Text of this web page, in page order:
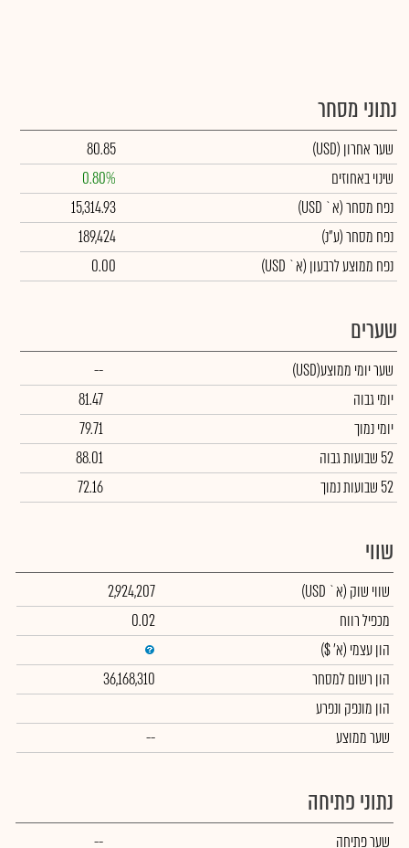
נתוני מסחר
שער אחרון (USD)
80.85
שינוי באחוזים
0.80%
נפח מסחר(א` USD)
15,314.93
נפח מסחר(ע"נ)
189,424
נפח ממוצע לרבעון (א` USD)
0.00
שערים
שער יומי ממוצע(USD)
--
יומי גבוה
81.47
יומי נמוך
79.71
52 שבועות גבוה
88.01
52 שבועות נמוך
72.16
שווי
שווי שוק (א` USD)
2,924,207
מכפיל רווח
0.02
הון עצמי (א' $)
הון רשום למסחר
36,168,310
הון מונפק ונפרע
שער ממוצע
--
נתוני פתיחה
שער פתיחה --